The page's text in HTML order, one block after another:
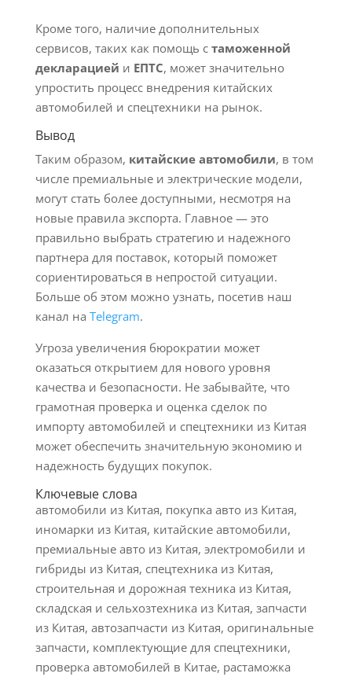
Кроме того, наличие дополнительных
сервисов, таких как помощь с таможенной
декларацией и ЕПТС, может значительно
упростить процесс внедрения китайских
автомобилей и спецтехники на рынок.
Вывод
Таким образом, китайские автомобили, в том
числе премиальные и электрические модели,
могут стать более доступными, несмотря на
новые правила экспорта. Главное — это
правильно выбрать стратегию и надежного
партнера для поставок, который поможет
сориентироваться в непростой ситуации.
Больше об этом можно узнать, посетив наш
канал на Telegram.
Угроза увеличения бюрократии может
оказаться открытием для нового уровня
качества и безопасности. Не забывайте, что
грамотная проверка и оценка сделок по
импорту автомобилей и спецтехники из Китая
может обеспечить значительную экономию и
надежность будущих покупок.
Ключевые слова
автомобили из Китая, покупка авто из Китая,
иномарки из Китая, китайские автомобили,
премиальные авто из Китая, электромобили и
гибриды из Китая, спецтехника из Китая,
строительная и дорожная техника из Китая,
складская и сельхозтехника из Китая, запчасти
из Китая, автозапчасти из Китая, оригинальные
запчасти, комплектующие для спецтехники,
проверка автомобилей в Китае, растаможка